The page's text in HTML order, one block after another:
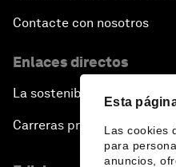
Esta
Las cookies
para
anuncios,
Contacte con nosotros
Enlaces directos
La sostenibilidad en el Foro
Carreras profesionales